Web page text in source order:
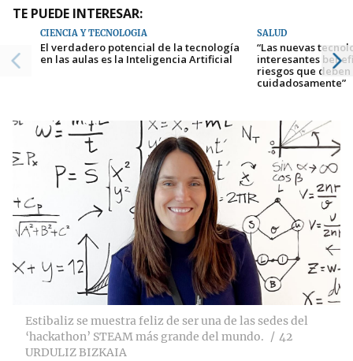
TE PUEDE INTERESAR:
CIENCIA Y TECNOLOGÍA
El verdadero potencial de la tecnología
en las aulas es la Inteligencia Artificial
SALUD
“Las nuevas
interesantes
riesgos que
cuidadosamente”
Estibaliz se muestra feliz de ser una de las sedes del
‘hackathon’ STEAM más grande del mundo.
42
URDULIZ BIZKAIA